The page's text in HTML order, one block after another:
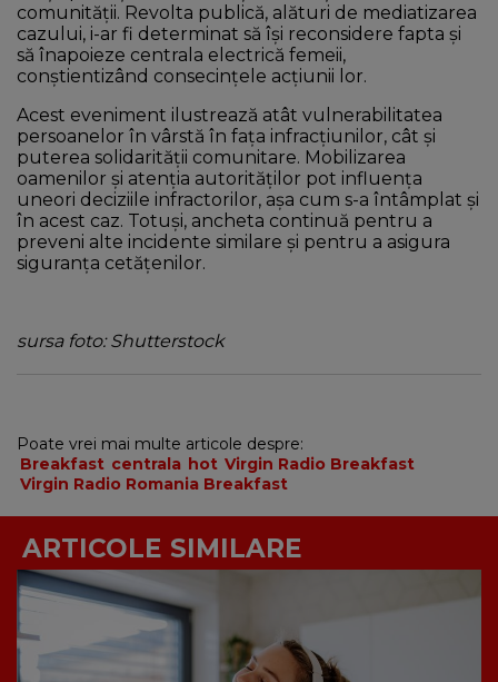
comunității. Revolta publică, alături de mediatizarea
cazului, i-ar fi determinat să își reconsidere fapta și
să înapoieze centrala electrică femeii,
conștientizând consecințele acțiunii lor.
Acest eveniment ilustrează atât vulnerabilitatea
persoanelor în vârstă în fața infracțiunilor, cât și
puterea solidarității comunitare. Mobilizarea
oamenilor și atenția autorităților pot influența
uneori deciziile infractorilor, așa cum s-a întâmplat și
în acest caz. Totuși, ancheta continuă pentru a
preveni alte incidente similare și pentru a asigura
siguranța cetățenilor.
sursa foto: Shutterstock
Poate vrei mai multe articole despre:
Breakfast centrala hot Virgin Radio Breakfast
Virgin Radio Romania Breakfast
ARTICOLE SIMILARE